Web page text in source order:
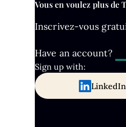
Vous en voulez plus de
Inscrivez-vous
Have an account?
Sign up with:
LinkedIn